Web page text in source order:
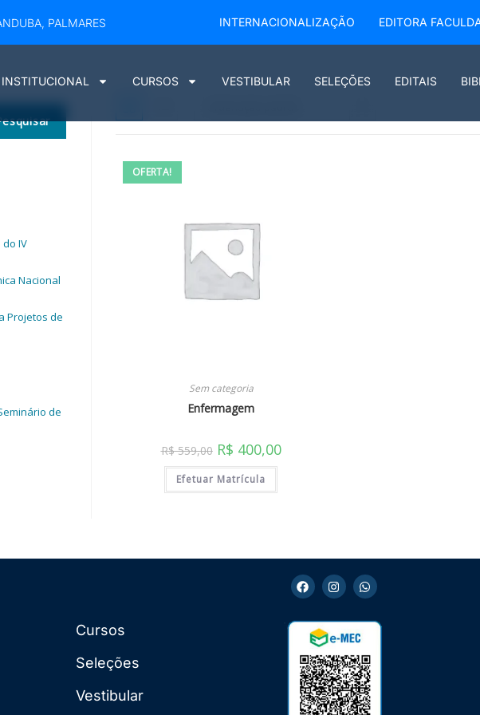
INTERNACIONALIZAÇÃO EDITORA
PALMARES
INSTITUCIONAL CURSOS VESTIBULAR SELEÇÕES EDITAIS
OFERTA!
Sem categoria
Enfermagem
R$559,00 R$ 400,00
Efetuar Matrícula
IV
Nacional
Projetos de
de
Cursos
Seleções
Vestibular